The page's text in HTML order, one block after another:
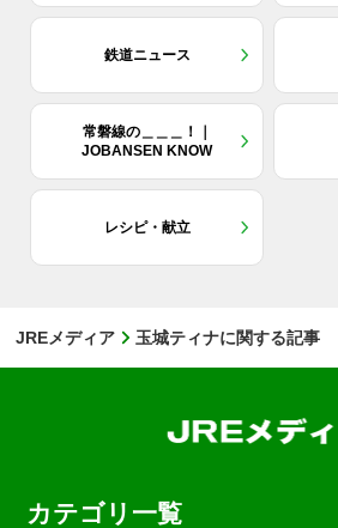
鉄道ニュース
常磐線の＿＿＿！｜
JOBANSEN KNOW
レシピ・献立
JREメディア 玉城ティナに関する記事
カテゴリ一覧